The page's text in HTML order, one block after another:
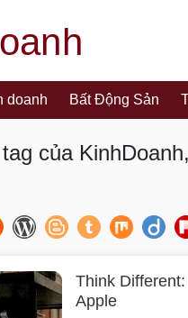
doanh Bất Động Sản
của
Think
Apple